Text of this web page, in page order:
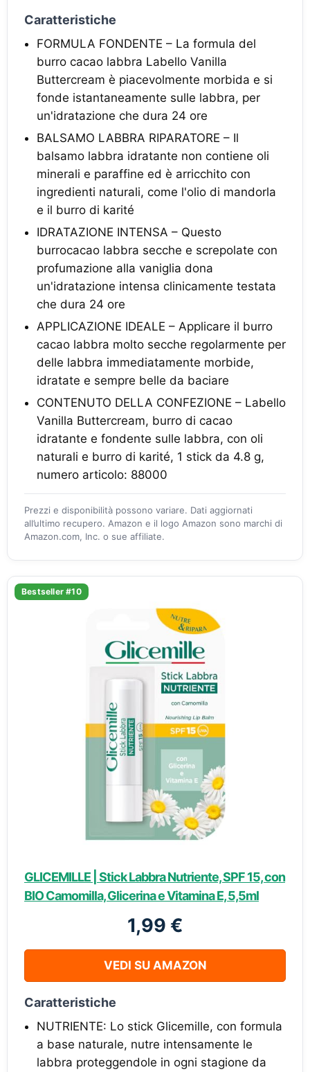
Caratteristiche
FORMULA FONDENTE – La formula del
burro cacao labbra Labello Vanilla
Buttercream è piacevolmente morbida e si
fonde istantaneamente sulle labbra, per
un'idratazione che dura 24 ore
BALSAMO LABBRA RIPARATORE – Il
balsamo labbra idratante non contiene oli
minerali e paraffine ed è arricchito con
ingredienti naturali, come l'olio di mandorla
e il burro di karité
IDRATAZIONE INTENSA – Questo
burrocacao labbra secche e screpolate con
profumazione alla vaniglia dona
un'idratazione intensa clinicamente testata
che dura 24 ore
APPLICAZIONE IDEALE – Applicare il burro
cacao labbra molto secche regolarmente per
delle labbra immediatamente morbide,
idratate e sempre belle da baciare
CONTENUTO DELLA CONFEZIONE – Labello
Vanilla Buttercream, burro di cacao
idratante e fondente sulle labbra, con oli
naturali e burro di karité, 1 stick da 4.8 g,
numero articolo: 88000
Prezzi e disponibilità possono variare. Dati aggiornati
all’ultimo recupero. Amazon e il logo Amazon sono marchi di
Amazon.com, Inc. o sue affiliate.
Bestseller #10
GLICEMILLE | Stick Labbra Nutriente, SPF 15, con
BIO Camomilla, Glicerina e Vitamina E, 5,5ml
1,99 €
VEDI SU AMAZON
Caratteristiche
NUTRIENTE: Lo stick Glicemille, con formula
a base naturale, nutre intensamente le
labbra proteggendole in ogni stagione da